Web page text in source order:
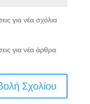
για νέα σχόλια
για νέα άρθρα